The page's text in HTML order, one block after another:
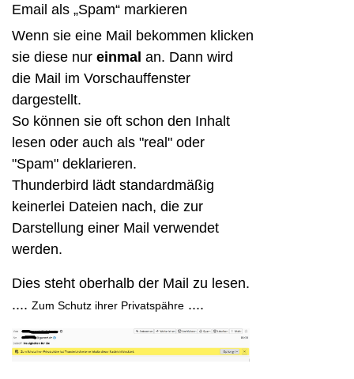
Email als „Spam“ markieren
Wenn sie eine Mail bekommen klicken
sie diese nur einmal an. Dann wird
die Mail im Vorschauffenster
dargestellt.
So können sie oft schon den Inhalt
lesen oder auch als "real" oder
"Spam" deklarieren.
Thunderbird lädt standardmäßig
keinerlei Dateien nach, die zur
Darstellung einer Mail verwendet
werden.
Dies steht oberhalb der Mail zu lesen.
.... Zum Schutz ihrer Privatspähre ....